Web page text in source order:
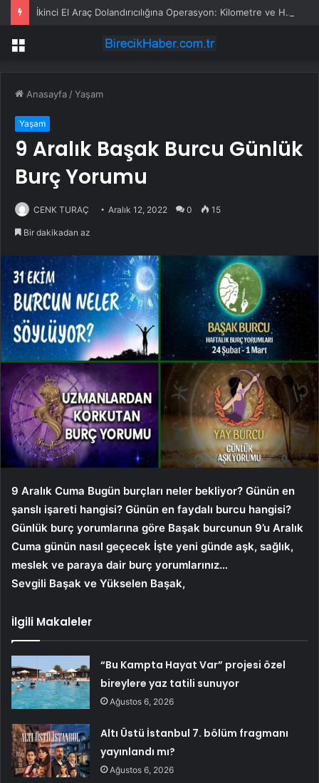
İkinci El Araç Dolandırıcılığına Operasyon: Kilometre ve Hasar Gizleme
Menü
Anasayfa /Yaşam
Yaşam
9 Aralık Başak Burcu Günlük
Burç Yorumu
CENK TURAÇ Aralık 12, 2022 0 15
Bir dakikadan az
9 Aralık Cuma Bugün burçları neler bekliyor? Günün en
şanslı işareti hangisi? Günün en faydalı burcu hangisi?
Günlük burç yorumlarına göre Başak burcunun 9’u Aralık
Cuma günün nasıl geçecek İşte yeni günde aşk, sağlık,
meslek ve paraya dair burç yorumlarınız…
Sevgili Başak ve Yükselen Başak,
İlgili Makaleler
“Bu Kampta Hayat Var” projesi özel
bireylere yaz tatili sunuyor
Ağustos 6, 2026
Altı Üstü İstanbul 7. bölüm fragmanı
yayınlandı mı?
Ağustos 6, 2026